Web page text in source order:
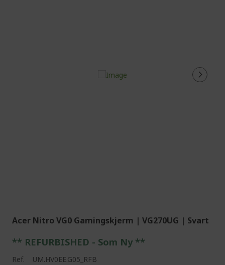
Acer Nitro VG0 Gamingskjerm | VG270UG | Svart
** REFURBISHED - Som Ny **
Ref. UM.HV0EE.G05_RFB